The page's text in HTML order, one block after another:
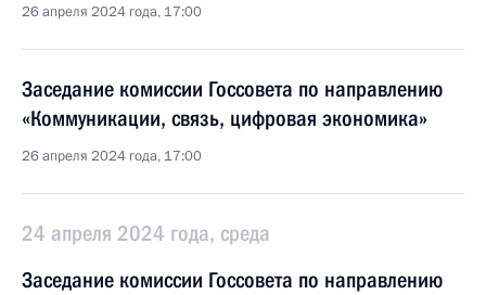
26 апреля 2024 года, 17:00
Заседание комиссии Госсовета по направлению
«Коммуникации, связь, цифровая экономика»
26 апреля 2024 года, 17:00
24 апреля 2024 года, среда
Заседание комиссии Госсовета по направлению